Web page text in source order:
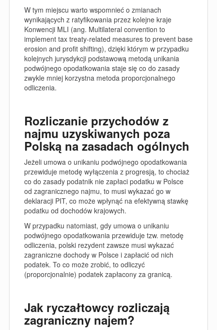
W tym miejscu warto wspomnieć o zmianach
wynikających z ratyfikowania przez kolejne kraje
Konwencji MLI (ang. Multilateral convention to
implement tax treaty-related measures to prevent base
erosion and profit shifting), dzięki którym w przypadku
kolejnych jurysdykcji podstawową metodą unikania
podwójnego opodatkowania staje się co do zasady
zwykle mniej korzystna metoda proporcjonalnego
odliczenia.
Rozliczanie przychodów z
najmu uzyskiwanych poza
Polską na zasadach ogólnych
Jeżeli umowa o unikaniu podwójnego opodatkowania
przewiduje metodę wyłączenia z progresją, to chociaż
co do zasady podatnik nie zapłaci podatku w Polsce
od zagranicznego najmu, to musi wykazać go w
deklaracji PIT, co może wpłynąć na efektywną stawkę
podatku od dochodów krajowych.
W przypadku natomiast, gdy umowa o unikaniu
podwójnego opodatkowania przewiduje tzw. metodę
odliczenia, polski rezydent zawsze musi wykazać
zagraniczne dochody w Polsce i zapłacić od nich
podatek. To co może zrobić, to odliczyć
(proporcjonalnie) podatek zapłacony za granicą.
Jak ryczałtowcy rozliczają
zagraniczny najem?